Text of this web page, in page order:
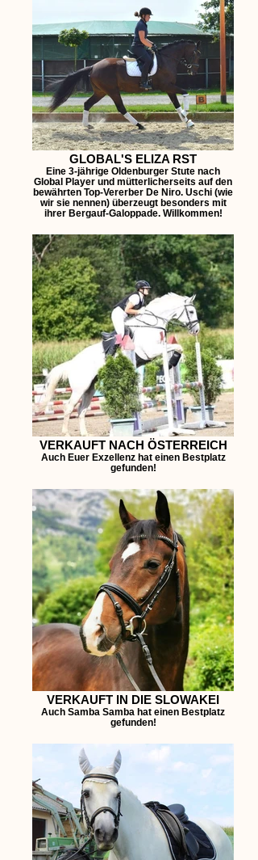
GLOBAL'S ELIZA RST
Eine 3-jährige Oldenburger Stute nach
Global Player und mütterlicherseits auf den
bewährten Top-Vererber De Niro. Uschi (wie
wir sie nennen) überzeugt besonders mit
ihrer Bergauf-Galoppade. Willkommen!
VERKAUFT NACH ÖSTERREICH
Auch Euer Exzellenz hat einen Bestplatz
gefunden!
VERKAUFT IN DIE SLOWAKEI
Auch Samba Samba hat einen Bestplatz
gefunden!